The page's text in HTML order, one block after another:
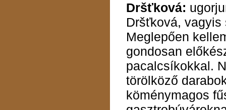
Dršťková:
Dršťková, vagyis
Meglepően
gondosan
pacalcsíkokkal.
törölköző
köménymagos